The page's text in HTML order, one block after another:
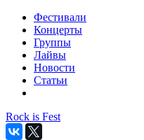
Фестивали
Концерты
Группы
Лайвы
Новости
Статьи
Rock is Fest